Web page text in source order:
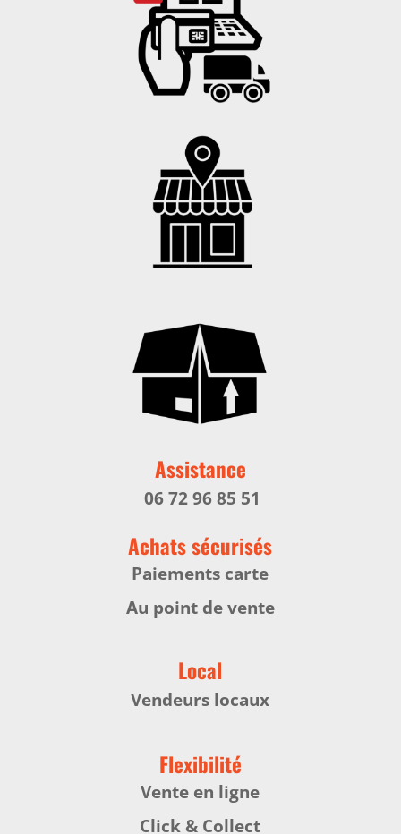
Assistance
06 72 96 85 51
Achats sécurisés
Paiements carte
Au point de vente
Local
Vendeurs locaux
Flexibilité
Vente en ligne
Click & Collect